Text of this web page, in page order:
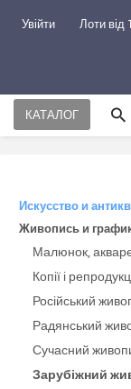
Увійти Лоти від
КАТАЛОГ
Искусство и
Живопись и
Малюнок,
Копії і
Російський
Радянський
Сучасний
Зарубіжний